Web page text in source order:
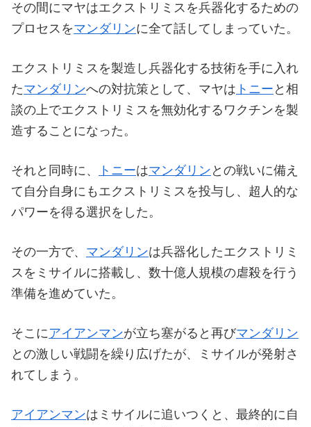
その間にマヤはエクストリミスを兵器化するための
プロセスをマンダリンに全て話してしまっていた。
エクストリミスを製造し兵器化する技術を手に入れ
たマンダリンへの対抗策として、マヤは トニー と相
談の上でエクストリミスを無効化するワクチンを製
造することになった。
それと同時に、 トニーはマンダリン との戦いに備え
て自分自身にもエクストリミスを投与し、超人的な
パワーを得る選択をした。
その一方で、 マンダリンは兵器化したエクストリミ
スをミサイルに搭載し、数十億人規模の虐殺を行う
準備を進めていた。
そこにアイアンマンが立ち塞がると再びマンダリン
との激しい戦闘を繰り広げたが、ミサイルが発射さ
れてしまう。
アイアンマンはミサイルに追いつくと、最終的に自